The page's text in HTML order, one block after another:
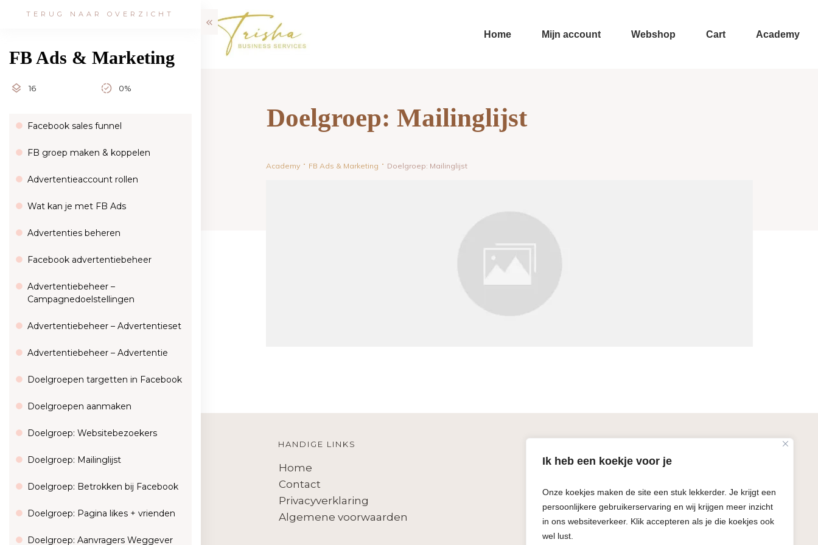
Ik heb een koekje voor je
Onze koekjes maken de site een stuk lekkerder. Je krijgt een
persoonlijkere gebruikerservaring en wij krijgen meer inzicht
in ons websiteverkeer. Klik accepteren als je die koekjes ook
wel lust.
Home Mijn account Webshop Cart Academy
Doelgroep: Mailinglijst
Academy FB Ads & Marketing Doelgroep: Mailinglijst
HANDIGE LINKS
Home
Contact
Privacyverklaring
Algemene voorwaarden
Oud-Beijerland
+31 (0)10 381 0850
TERUG NAAR OVERZICHT
FB Ads & Marketing
16 0%
Facebook sales funnel
FB groep maken & koppelen
Advertentieaccount rollen
Wat kan je met FB Ads
Advertenties beheren
Facebook advertentiebeheer
Advertentiebeheer –
Campagnedoelstellingen
Advertentiebeheer – Advertentieset
Advertentiebeheer – Advertentie
Doelgroepen targetten in Facebook
Doelgroepen aanmaken
Doelgroep: Websitebezoekers
Doelgroep: Mailinglijst
Doelgroep: Betrokken bij Facebook
Doelgroep: Pagina likes + vrienden
Doelgroep: Aanvragers Weggever